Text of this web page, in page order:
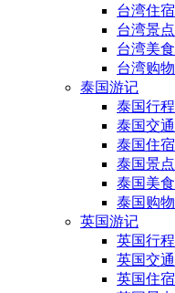
台湾住宿
台湾景点
台湾美食
台湾购物
泰国游记
泰国行程
泰国交通
泰国住宿
泰国景点
泰国美食
泰国购物
英国游记
英国行程
英国交通
英国住宿